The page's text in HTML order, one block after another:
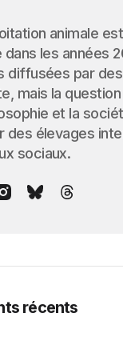
animale
dans les années
diffusées par
mais la
et la
des élevages
sociaux.
récents